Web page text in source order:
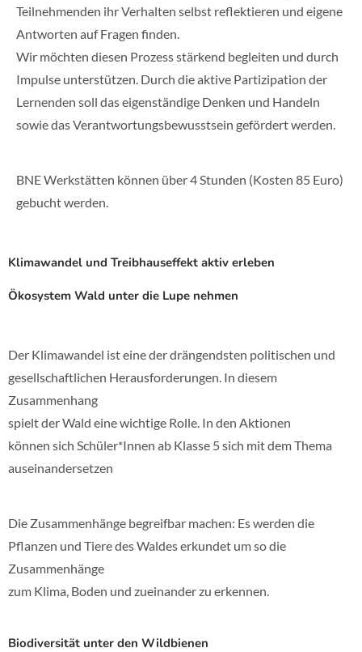
Teilnehmenden ihr Verhalten selbst reflektieren und eigene
Antworten auf Fragen finden.
Wir möchten diesen Prozess stärkend begleiten und durch
Impulse unterstützen. Durch die aktive Partizipation der
Lernenden soll das eigenständige Denken und Handeln
sowie das Verantwortungsbewusstsein gefördert werden.
BNE Werkstätten können über 4 Stunden (Kosten 85 Euro)
gebucht werden.
Klimawandel und Treibhauseffekt aktiv erleben
Ökosystem Wald unter die Lupe nehmen
Der Klimawandel ist eine der drängendsten politischen und
gesellschaftlichen Herausforderungen. In diesem
Zusammenhang
spielt der Wald eine wichtige Rolle. In den Aktionen
können sich Schüler*Innen ab Klasse 5 sich mit dem Thema
auseinandersetzen
Die Zusammenhänge begreifbar machen: Es werden die
Pflanzen und Tiere des Waldes erkundet um so die
Zusammenhänge
zum Klima, Boden und zueinander zu erkennen.
Biodiversität unter den Wildbienen